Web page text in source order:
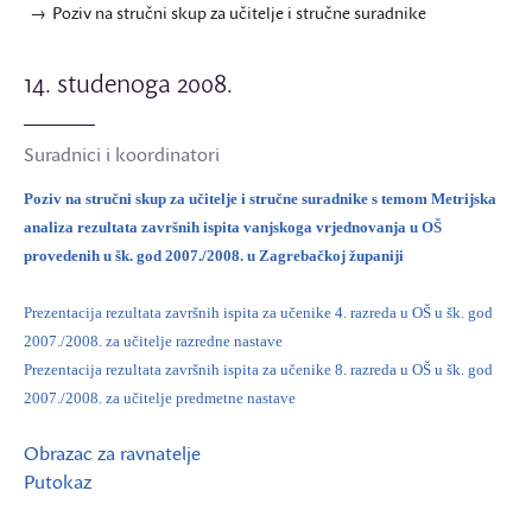
Poziv na stručni skup za učitelje i stručne suradnike
14. studenoga 2008.
Suradnici i koordinatori
Poziv na stručni skup za učitelje i stručne suradnike s temom Metrijska
analiza rezultata završnih ispita vanjskoga vrjednovanja u OŠ
provedenih u šk. god 2007./2008. u Zagrebačkoj županiji
Prezentacija rezultata završnih ispita za učenike 4. razreda u OŠ u šk. god
2007./2008. za učitelje razredne nastave
Prezentacija rezultata završnih ispita za učenike 8. razreda u OŠ u šk. god
2007./2008. za učitelje predmetne nastave
Obrazac za ravnatelje
Putokaz